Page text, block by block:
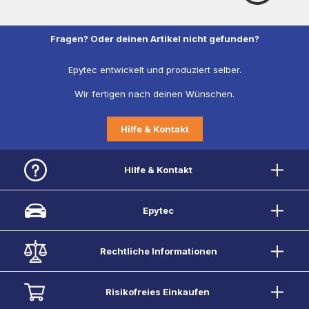
Fragen? Oder deinen Artikel nicht gefunden?
Epytec entwickelt und produziert selber.
Wir fertigen nach deinen Wünschen.
Hilfe & Kontakt
Hilfe & Kontakt
Epytec
Rechtliche Informationen
Risikofreies Einkaufen